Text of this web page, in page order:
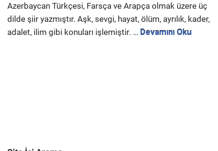
Azerbaycan Türkçesi, Farsça ve Arapça olmak üzere üç
dilde şiir yazmıştır. Aşk, sevgi, hayat, ölüm, ayrılık, kader,
adalet, ilim gibi konuları işlemiştir. … Devamını Oku